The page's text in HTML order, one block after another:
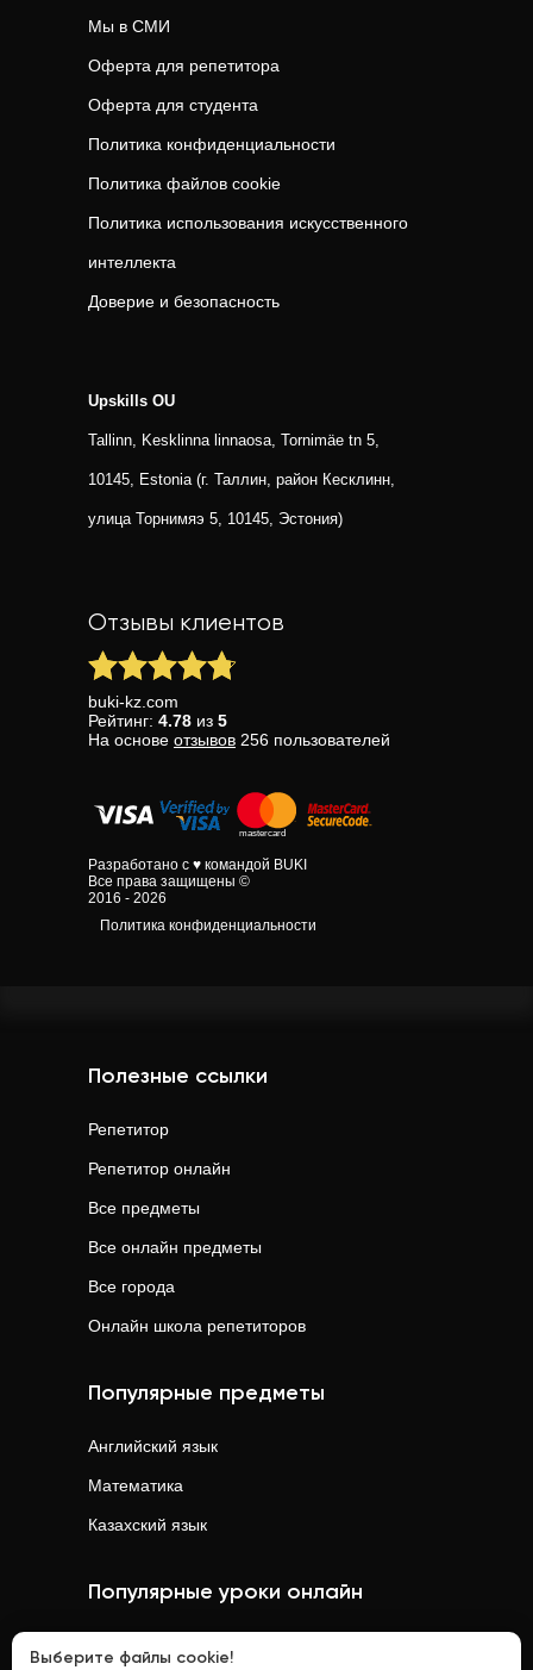
Мы в СМИ
Оферта для репетитора
Оферта для студента
Политика конфиденциальности
Политика файлов cookie
Политика использования искусственного
интеллекта
Доверие и безопасность
Upskills OU
Tallinn, Kesklinna linnaosa, Tornimäe tn 5,
10145, Estonia (г. Таллин, район Кесклинн,
улица Торнимяэ 5, 10145, Эстония)
Отзывы клиентов
buki-kz.com
Рейтинг: 4.78 из 5
На основе отзывов 256 пользователей
Разработано с ♥ командой BUKI
Все права защищены ©
2016 - 2026
Политика конфиденциальности
Полезные ссылки
Репетитор
Репетитор онлайн
Все предметы
Все онлайн предметы
Все города
Онлайн школа репетиторов
Популярные предметы
Английский язык
Математика
Казахский язык
Популярные уроки онлайн
Выберите файлы cookie!